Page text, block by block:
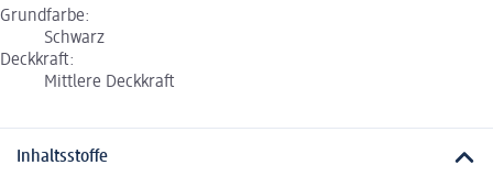
Grundfarbe:
Schwarz
Deckkraft:
Mittlere Deckkraft
Inhaltsstoffe